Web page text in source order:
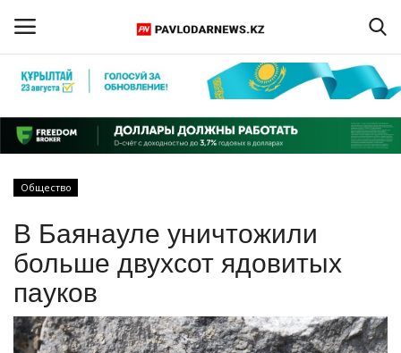
Регистрация
Главная
ПАВЛОДАРСКАЯ ОБЛАСТЬ
КАЗАХСТАН
МИР
Общество
В Баянауле уничтожили
больше двухсот ядовитых
пауков